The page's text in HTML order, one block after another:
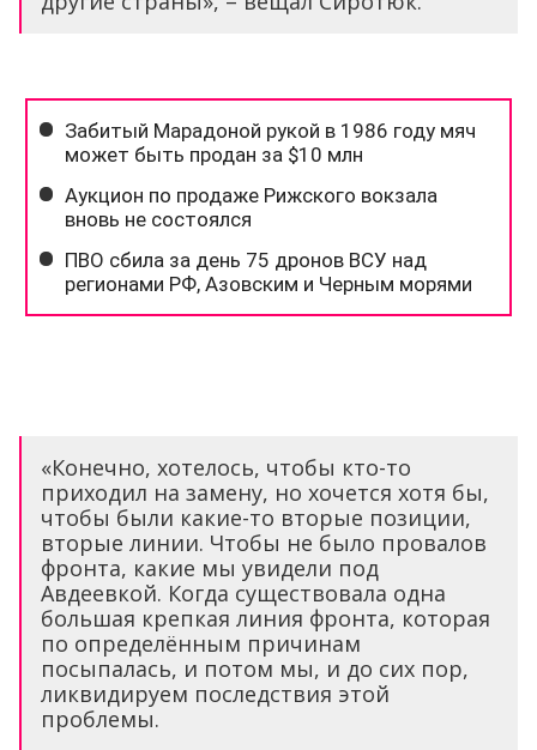
«Конечно, хотелось, чтобы кто-то
приходил на замену, но хочется хотя бы,
чтобы были какие-то вторые позиции,
вторые линии. Чтобы не было провалов
фронта, какие мы увидели под
Авдеевкой. Когда существовала одна
большая крепкая линия фронта, которая
по определённым причинам
посыпалась, и потом мы, и до сих пор,
ликвидируем последствия этой
проблемы.